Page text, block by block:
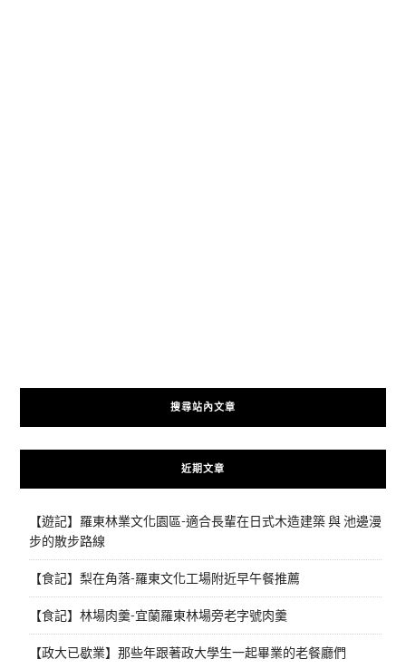
搜尋站內文章
近期文章
【遊記】羅東林業文化園區-適合長輩在日式木造建築 與 池邊漫
步的散步路線
【食記】梨在角落-羅東文化工場附近早午餐推薦
【食記】林場肉羹-宜蘭羅東林場旁老字號肉羹
【政大已歇業】那些年跟著政大學生一起畢業的老餐廳們